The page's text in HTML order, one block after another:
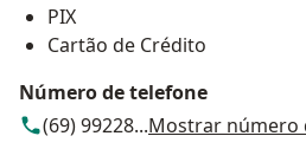
PIX
Cartão de Crédito
Número de telefone
(69) 99228...Mostrar número